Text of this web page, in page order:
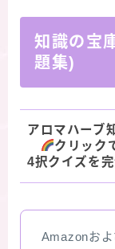
知識の宝
題集)
アロマハーブ
クリック
4択クイズを
Amazonおよ